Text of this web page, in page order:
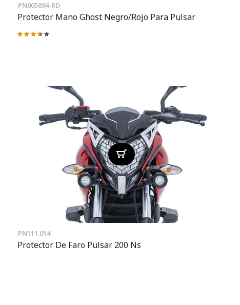
PN005894-RD
Protector Mano Ghost Negro/rojo Para Pulsar
Valoración:
PN111.014
Protector De Faro Pulsar 200 Ns